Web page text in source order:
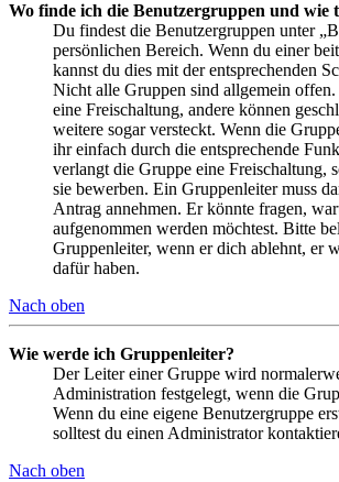
Wo finde ich die Benutzergruppen und wie
Du findest die Benutzergruppen unter
persönlichen Bereich. Wenn du einer
kannst du dies mit der entsprechenden
Nicht alle Gruppen sind allgemein
eine Freischaltung, andere können
weitere sogar versteckt. Wenn die
ihr einfach durch die entsprechende
verlangt die Gruppe eine Freischaltung,
sie bewerben. Ein Gruppenleiter muss
Antrag annehmen. Er könnte fragen,
aufgenommen werden möchtest. Bitte
Gruppenleiter, wenn er dich ablehnt, er
dafür haben.
Nach oben
Wie werde ich Gruppenleiter?
Der Leiter einer Gruppe wird
Administration festgelegt, wenn die
Wenn du eine eigene Benutzergruppe
solltest du einen Administrator
Nach oben